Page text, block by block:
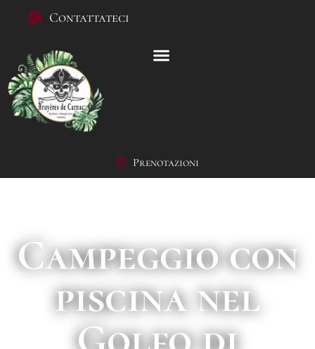
Contattateci
Prenotazioni
Campeggio con
piscina nel